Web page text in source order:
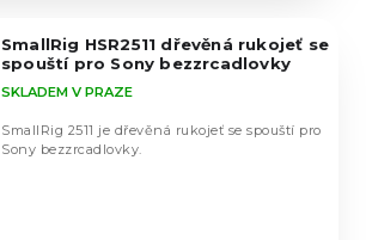
SmallRig HSR2511 dřevěná rukojeť se
spouští pro Sony bezzrcadlovky
SKLADEM V PRAZE
SmallRig 2511 je dřevěná rukojeť se spouští pro
Sony bezzrcadlovky.